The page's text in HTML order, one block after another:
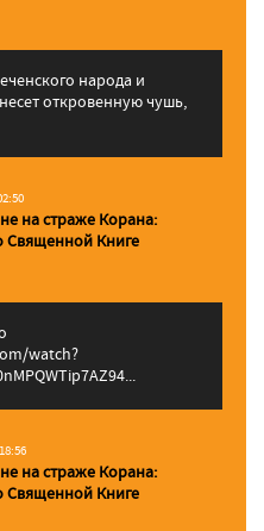
народа и
откровенную чушь,
на страже Корана:
Священной Книге
watch?
на страже Корана:
Священной Книге